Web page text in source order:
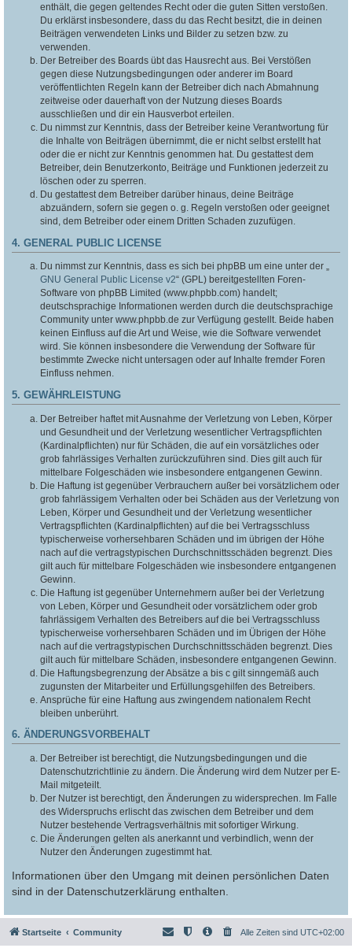
enthält, die gegen geltendes Recht oder die guten Sitten verstoßen.
Du erklärst insbesondere, dass du das Recht besitzt, die in deinen
Beiträgen verwendeten Links und Bilder zu setzen bzw. zu
verwenden.
Der Betreiber des Boards übt das Hausrecht aus. Bei Verstößen
gegen diese Nutzungsbedingungen oder anderer im Board
veröffentlichten Regeln kann der Betreiber dich nach Abmahnung
zeitweise oder dauerhaft von der Nutzung dieses Boards
ausschließen und dir ein Hausverbot erteilen.
Du nimmst zur Kenntnis, dass der Betreiber keine Verantwortung für
die Inhalte von Beiträgen übernimmt, die er nicht selbst erstellt hat
oder die er nicht zur Kenntnis genommen hat. Du gestattest dem
Betreiber, dein Benutzerkonto, Beiträge und Funktionen jederzeit zu
löschen oder zu sperren.
Du gestattest dem Betreiber darüber hinaus, deine Beiträge
abzuändern, sofern sie gegen o. g. Regeln verstoßen oder geeignet
sind, dem Betreiber oder einem Dritten Schaden zuzufügen.
4. GENERAL PUBLIC LICENSE
Du nimmst zur Kenntnis, dass es sich bei phpBB um eine unter der „
GNU General Public License v2“ (GPL) bereitgestellten Foren-
Software von phpBB Limited (www.phpbb.com) handelt;
deutschsprachige Informationen werden durch die deutschsprachige
Community unter www.phpbb.de zur Verfügung gestellt. Beide haben
keinen Einfluss auf die Art und Weise, wie die Software verwendet
wird. Sie können insbesondere die Verwendung der Software für
bestimmte Zwecke nicht untersagen oder auf Inhalte fremder Foren
Einfluss nehmen.
5. GEWÄHRLEISTUNG
Der Betreiber haftet mit Ausnahme der Verletzung von Leben, Körper
und Gesundheit und der Verletzung wesentlicher Vertragspflichten
(Kardinalpflichten) nur für Schäden, die auf ein vorsätzliches oder
grob fahrlässiges Verhalten zurückzuführen sind. Dies gilt auch für
mittelbare Folgeschäden wie insbesondere entgangenen Gewinn.
Die Haftung ist gegenüber Verbrauchern außer bei vorsätzlichem oder
grob fahrlässigem Verhalten oder bei Schäden aus der Verletzung von
Leben, Körper und Gesundheit und der Verletzung wesentlicher
Vertragspflichten (Kardinalpflichten) auf die bei Vertragsschluss
typischerweise vorhersehbaren Schäden und im übrigen der Höhe
nach auf die vertragstypischen Durchschnittsschäden begrenzt. Dies
gilt auch für mittelbare Folgeschäden wie insbesondere entgangenen
Gewinn.
Die Haftung ist gegenüber Unternehmern außer bei der Verletzung
von Leben, Körper und Gesundheit oder vorsätzlichem oder grob
fahrlässigem Verhalten des Betreibers auf die bei Vertragsschluss
typischerweise vorhersehbaren Schäden und im Übrigen der Höhe
nach auf die vertragstypischen Durchschnittsschäden begrenzt. Dies
gilt auch für mittelbare Schäden, insbesondere entgangenen Gewinn.
Die Haftungsbegrenzung der Absätze a bis c gilt sinngemäß auch
zugunsten der Mitarbeiter und Erfüllungsgehilfen des Betreibers.
Ansprüche für eine Haftung aus zwingendem nationalem Recht
bleiben unberührt.
6. ÄNDERUNGSVORBEHALT
Der Betreiber ist berechtigt, die Nutzungsbedingungen und die
Datenschutzrichtlinie zu ändern. Die Änderung wird dem Nutzer per E-
Mail mitgeteilt.
Der Nutzer ist berechtigt, den Änderungen zu widersprechen. Im Falle
des Widerspruchs erlischt das zwischen dem Betreiber und dem
Nutzer bestehende Vertragsverhältnis mit sofortiger Wirkung.
Die Änderungen gelten als anerkannt und verbindlich, wenn der
Nutzer den Änderungen zugestimmt hat.
Informationen über den Umgang mit deinen persönlichen Daten
sind in der Datenschutzerklärung enthalten.
Startseite Community Alle Zeiten sind UTC+02:00